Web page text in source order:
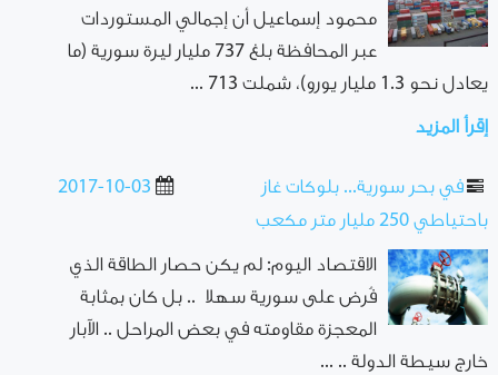
محمود إسماعيل أن إجمالي المستوردات
عبر المحافظة بلغ 737 مليار ليرة سورية (ما
يعادل نحو 1.3 مليار يورو)، شملت 713 ...
إقرأ المزيد
2017-10-03
في بحر سورية... بلوكات غاز
باحتياطي 250 مليار متر مكعب
الاقتصاد اليوم: لم يكن حصار الطاقة الذي
فُرض على سورية سهلا .. بل كان بمثابة
المعجزة مقاومته في بعض المراحل .. الآبار
خارج سيطة الدولة .. ...